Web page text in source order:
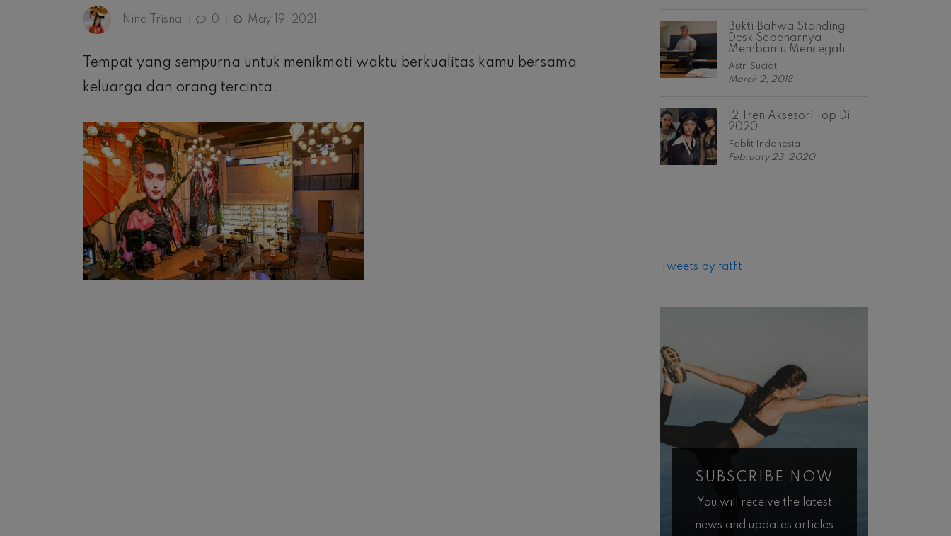
Nina Trisna 0 May 19, 2021
Tempat yang sempurna untuk menikmati waktu berkualitas kamu bersama
keluarga dan orang tercinta.
Bukti Bahwa Standing
Desk Sebenarnya
Membantu Mencegah...
Astri Suciati
March 2, 2018
12 Tren Aksesori Top Di
2020
Fabfit Indonesia
February 23, 2020
Tweets by fatfit
SUBSCRIBE NOW
You will receive the latest
news and updates articles